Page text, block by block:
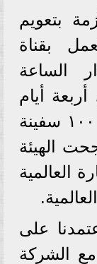
بتعويم
بقناة
الساعة
في أربعة أيام
فقط بالقناة بمعدل يزيد عن ١٠٠ سفينة
الهيئة
العالمية
على
الشركة